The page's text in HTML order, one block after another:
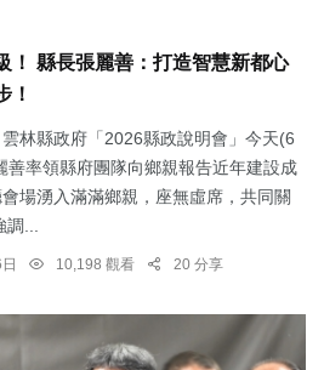
！ 縣長張麗善：打造智慧新都心
！
雲林縣政府「2026縣政說明會」今天(6
善率領縣府團隊向鄉親報告近年建設成
場湧入滿滿鄉親，座無虛席，共同關
...
10,198 觀看 20 分享